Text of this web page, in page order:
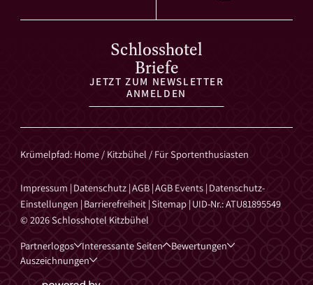
Schlosshotel
Briefe
JETZT ZUM NEWSLETTER
ANMELDEN
Krümelpfad: Home/ Kitzbühel / Für Sportenthusiasten
Impressum |Datenschutz |AGB |AGB Events |Datenschutz-
Einstellungen |Barrierefreiheit |Sitemap |UID-Nr.: ATU81895549
© 2026 Schlosshotel Kitzbühel
Partnerlogos
Interessante Seiten
Bewertungen
Auszeichnungen